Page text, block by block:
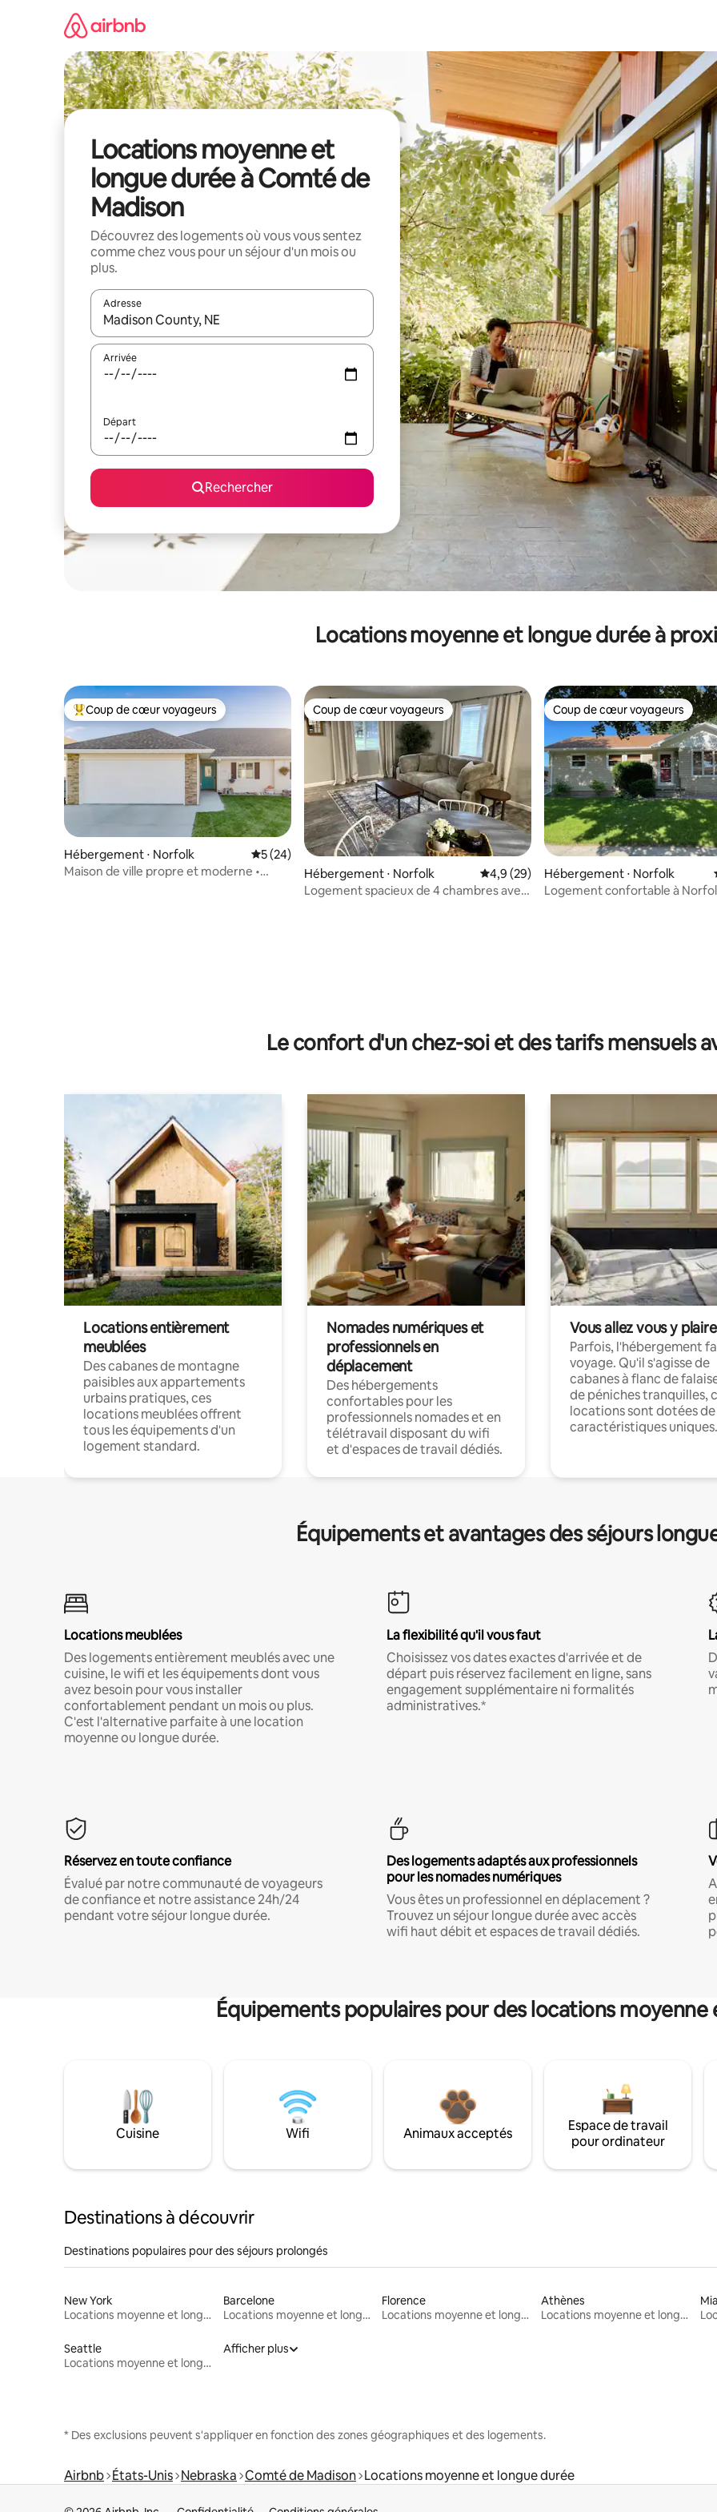
Locations moyenne et
longue durée à Comté de
Madison
Découvrez des logements où vous vous sentez
comme chez vous pour un séjour d'un mois ou
plus.
Adresse
Lorsque les résultats s'affichent, utilisez les flèches vers le haut et vers le bas pour les parcourir ou en appuyant et en
Arrivée
Départ
Rechercher
Locations moyenne et longue durée à
Coups de cœur voyageurs les plus appréciés
Coup de cœur voyageurs
Hébergement ⋅ Norfolk Évaluation moyenne sur la base de 24 commentaires : 5 sur 5
5 (24)
Maison de ville propre et moderne •
Coup de cœur voyageurs
Coup de cœur voyageurs
Hébergement ⋅ Norfolk Évaluation moyenne sur la base de 29
4,9 (29)
Logement spacieux de 4 chambres avec
Coup de cœur voyageurs
Coup de cœur voyageurs
Hébergement ⋅ Norfolk
Logement confortable à
Le confort d'un chez-soi et des tarifs mensuels
Locations entièrement
meublées
Des cabanes de montagne
paisibles aux appartements
urbains pratiques, ces
locations meublées offrent
tous les équipements d'un
logement standard.
Nomades numériques et
professionnels en
déplacement
Des hébergements
confortables pour les
professionnels nomades et en
télétravail disposant du wifi
et d'espaces de travail dédiés.
Vous allez vous y plaire
Parfois, l'hébergement
voyage. Qu'il s'agisse de
cabanes à flanc de
de péniches tranquilles,
locations sont dotées de
caractéristiques uniques.
Équipements et avantages des séjours
Locations meublées
Des logements entièrement meublés avec une
cuisine, le wifi et les équipements dont vous
avez besoin pour vous installer
confortablement pendant un mois ou plus.
C'est l'alternative parfaite à une location
moyenne ou longue durée.
La flexibilité qu'il vous faut
Choisissez vos dates exactes d'arrivée et de
départ puis réservez facilement en ligne, sans
engagement supplémentaire ni formalités
administratives.*
Réservez en toute confiance
Évalué par notre communauté de voyageurs
de confiance et notre assistance 24h/24
pendant votre séjour longue durée.
Des logements adaptés aux professionnels
pour les nomades numériques
Vous êtes un professionnel en déplacement ?
Trouvez un séjour longue durée avec accès
wifi haut débit et espaces de travail dédiés.
Équipements populaires pour des locations
Cuisine Wifi Animaux acceptés
Espace de travail
pour ordinateur
Destinations à découvrir
Destinations populaires pour des séjours prolongés
New York
Locations moyenne et longue durée
Barcelone
Locations moyenne et longue durée
Florence
Locations moyenne et longue durée
Athènes
Locations moyenne et longue durée
Seattle
Locations moyenne et longue durée
Afficher plus
* Des exclusions peuvent s'appliquer en fonction des zones géographiques et des logements.
Airbnb États-Unis Nebraska Comté de Madison Locations moyenne et longue durée